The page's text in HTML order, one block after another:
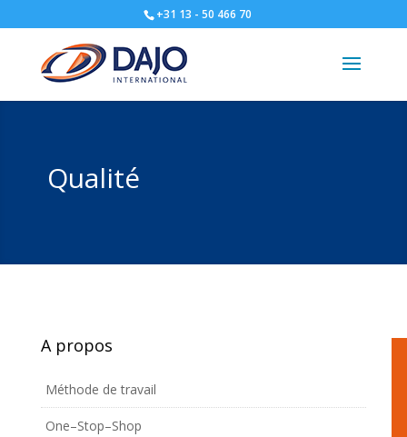
+31 13 - 50 466 70
Qualité
A propos
Méthode de travail
One–Stop–Shop